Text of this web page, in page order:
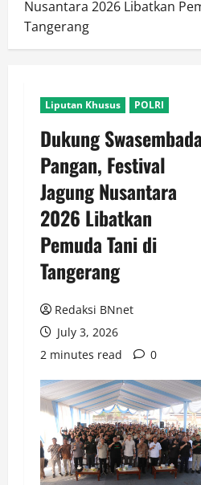
Nusantara 2026 Libatkan
Tangerang
Liputan Khusus POLRI
Dukung Swasembada
Pangan, Festival
Jagung Nusantara
2026 Libatkan
Pemuda Tani di
Tangerang
Redaksi BNnet
July 3, 2026
2 minutes read
0